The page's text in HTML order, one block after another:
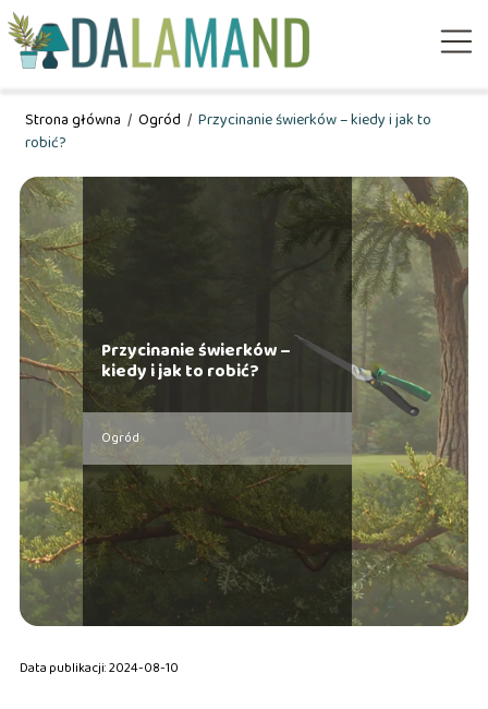
Strona główna / Ogród / Przycinanie świerków – kiedy i jak to
robić?
Przycinanie świerków –
kiedy i jak to robić?
Ogród
Data publikacji: 2024-08-10